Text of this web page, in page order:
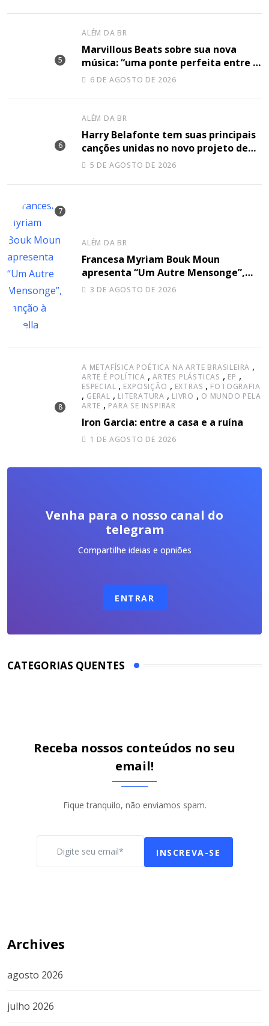
ALÉM DA BR
Marvillous Beats sobre sua nova
música: “uma ponte perfeita entre o
hip-hop underground e a elegância
6 DE AGOSTO DE 2026
ALÉM DA BR
Harry Belafonte tem suas principais
canções unidas no novo projeto de
Sir5 DE AGOSTO DE 2026
ALÉM DA BR
Francesa Myriam Bouk Moun
apresenta “Um Autre Mensonge”,
canção à capella
3 DE AGOSTO DE 2026
A METAFÍSICA POÉTICA NA ARTE BRASILEIRA ,
ARTE É POLÍTICA , ARTES PLÁSTICAS , EP ,
ESPECIAL , EXPOSIÇÃO , EXTRAS , FOTOGRAFIA
, GERAL , LITERATURA , LIVRO , O MUNDO PELA
ARTE , PARA SE INSPIRAR
Iron Garcia: entre a casa e a ruína
1 DE AGOSTO DE 2026
Venha para o nosso canal do
telegram
Compartilhe ideias e opniões
ENTRAR
CATEGORIAS QUENTES
Receba nossos conteúdos no seu
email!
Fique tranquilo, não enviamos spam.
INSCREVA-SE
Archives
agosto 2026
julho 2026